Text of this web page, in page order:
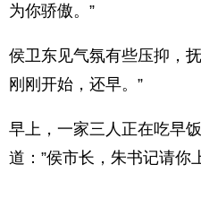
为你骄傲。”
侯卫东见气氛有些压抑，
刚刚开始，还早。”
早上，一家三人正在吃早
道：”侯市长，朱书记请你